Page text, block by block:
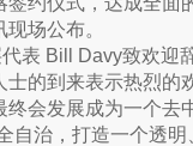
场公布。
表 Bill Davy致欢迎
的到来表示热烈的
会发展成为一个去
自治，打造一个透明